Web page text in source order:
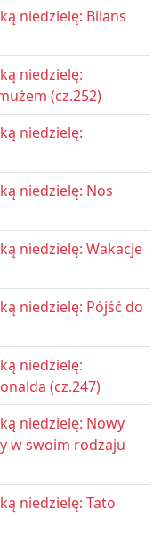
niedzielę: Bilans
niedzielę:
(cz.252)
niedzielę:
niedzielę: Nos
niedzielę: Wakacje
niedzielę: Pójść do
niedzielę:
(cz.247)
niedzielę: Nowy
w swoim rodzaju
niedzielę: Tato